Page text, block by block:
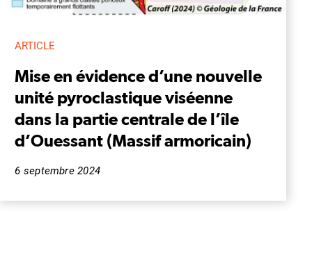
ARTICLE
Mise en évidence d’une nouvelle
unité pyroclastique viséenne
dans la partie centrale de l’île
d’Ouessant (Massif armoricain)
6 septembre 2024